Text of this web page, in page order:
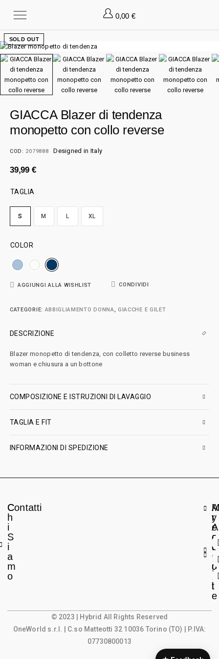
0,00 €
SOLD OUT
GIACCA Blazer di tendenza
monopetto con collo reverse
COD: 2079888 Designed in Italy
39,99 €
TAGLIA
S M L XL
COLOR
AGGIUNGI ALLA WISHLIST CONDIVIDI
CATEGORIE: ABBIGLIAMENTO DONNA, GIACCHE E GILET
DESCRIZIONE
Blazer monopetto di tendenza, con colletto reverse business
woman e chiusura a un bottone
COMPOSIZIONE E ISTRUZIONI DI LAVAGGIO
TAGLIA E FIT
INFORMAZIONI DI SPEDIZIONE
C
h
i
S
i
a
m
o
Contatti
A
r
e
a
L
e
g
l
e
y
A
c
c
o
u
t
© 2023 | Hybrid All Rights Reserved
OneWorld s.r.l.
| C.so Matteotti 32 10036 Torino (TO) | P.IVA:
07730800013